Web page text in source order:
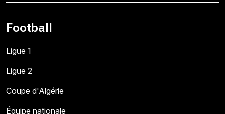
Football
Ligue 1
Ligue 2
Coupe d'Algérie
Équipe nationale